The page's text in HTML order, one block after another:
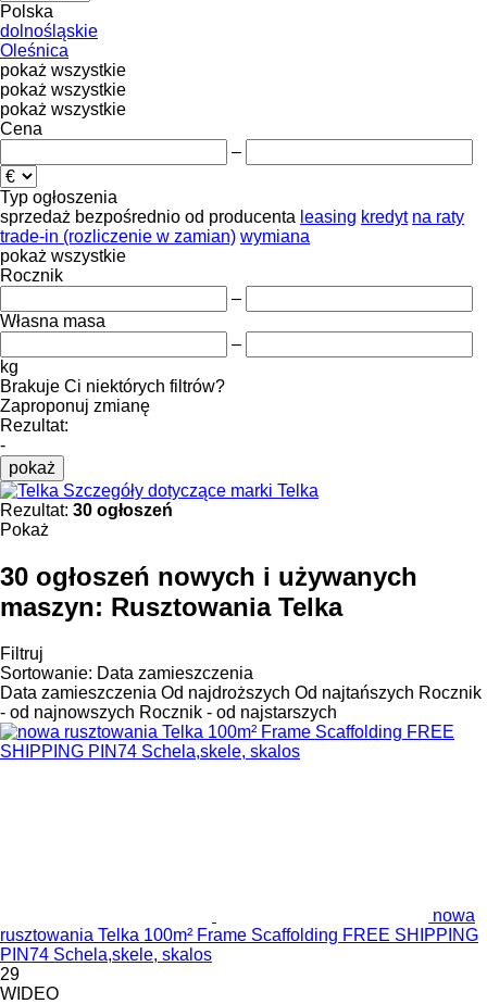
Polska
dolnośląskie
Oleśnica
pokaż wszystkie
pokaż wszystkie
pokaż wszystkie
Cena
–
Typ ogłoszenia
sprzedaż bezpośrednio od producenta leasing kredyt na raty
trade-in (rozliczenie w zamian) wymiana
pokaż wszystkie
Rocznik
–
Własna masa
–
kg
Brakuje Ci niektórych filtrów?
Zaproponuj zmianę
Rezultat:
-
pokaż
Szczegóły dotyczące marki Telka
Rezultat: 30 ogłoszeń
Pokaż
30 ogłoszeń nowych i używanych
maszyn: Rusztowania Telka
Filtruj
Sortowanie: Data zamieszczenia
Data zamieszczenia Od najdroższych Od najtańszych Rocznik
- od najnowszych Rocznik - od najstarszych
nowa
rusztowania Telka 100m² Frame Scaffolding FREE SHIPPING
PIN74 Schela,skele, skalos
29
WIDEO